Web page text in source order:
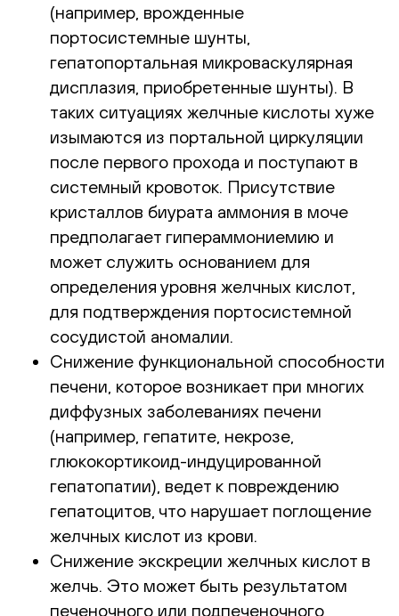
(например, врожденные
портосистемные шунты,
гепатопортальная микроваскулярная
дисплазия, приобретенные шунты). В
таких ситуациях желчные кислоты хуже
изымаются из портальной циркуляции
после первого прохода и поступают в
системный кровоток. Присутствие
кристаллов биурата аммония в моче
предполагает гипераммониемию и
может служить основанием для
определения уровня желчных кислот,
для подтверждения портосистемной
сосудистой аномалии.
Снижение функциональной способности
печени, которое возникает при многих
диффузных заболеваниях печени
(например, гепатите, некрозе,
глюкокортикоид-индуцированной
гепатопатии), ведет к повреждению
гепатоцитов, что нарушает поглощение
желчных кислот из крови.
Снижение экскреции желчных кислот в
желчь. Это может быть результатом
печеночного или подпеченочного